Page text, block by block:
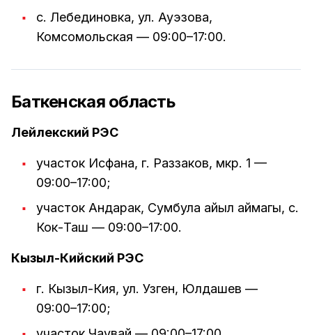
с. Лебединовка, ул. Ауэзова,
Комсомольская — 09:00–17:00.
Баткенская область
Лейлекский РЭС
участок Исфана, г. Раззаков, мкр. 1 —
09:00–17:00;
участок Андарак, Сумбула айыл аймагы, с.
Кок-Таш — 09:00–17:00.
Кызыл-Кийский РЭС
г. Кызыл-Кия, ул. Узген, Юлдашев —
09:00–17:00;